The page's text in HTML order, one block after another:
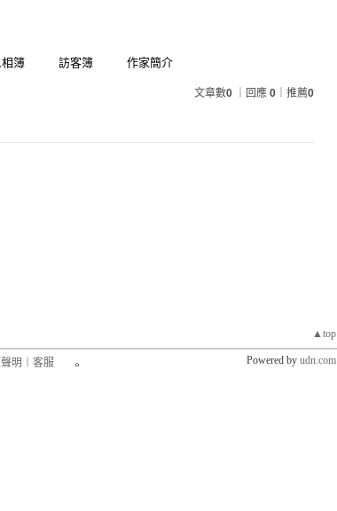
簿 訪客簿 作家簡介
文章數0 ｜回應 0 ｜推薦0
▲top
明 客服 Powered by udn.com